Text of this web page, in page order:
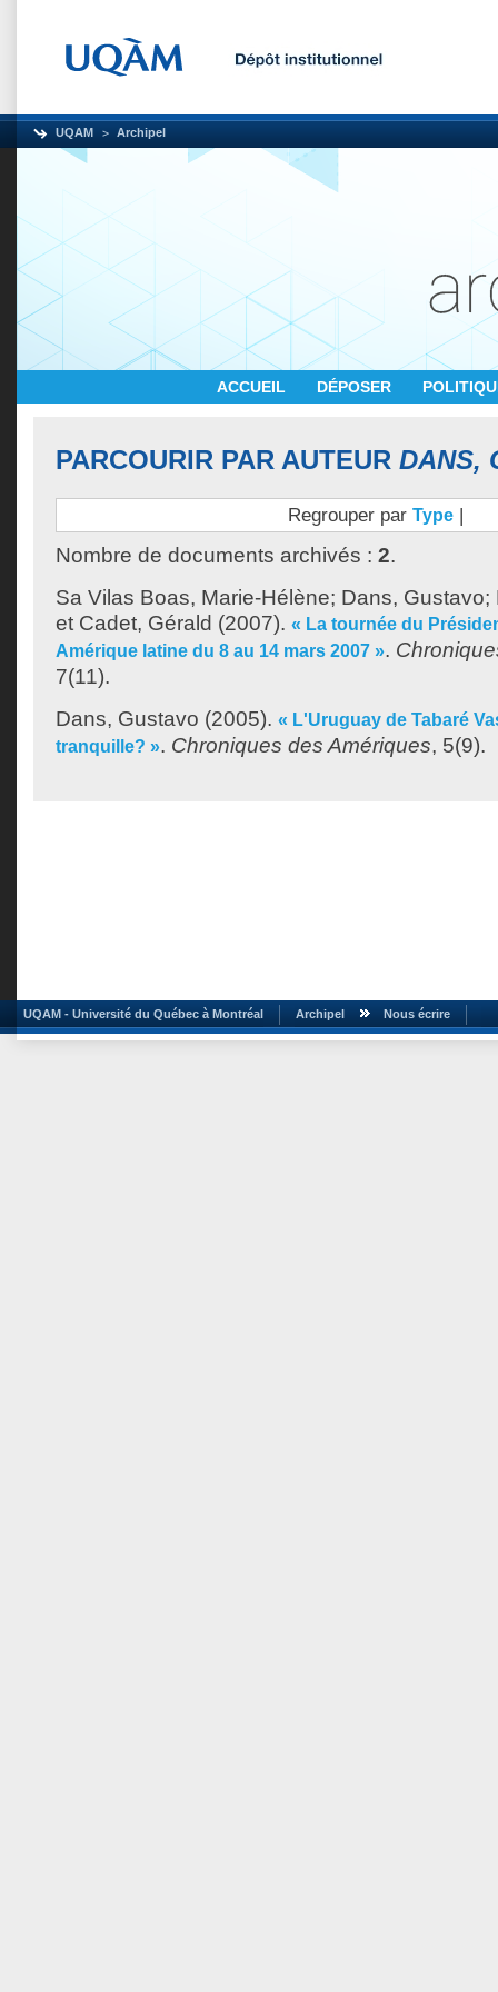
UQAM Archipel
ACCUEIL DÉPOSER
PARCOURIR PAR AUTEUR DANS,
Regrouper par Type |
Nombre de documents archivés : 2.
Sa Vilas Boas, Marie-Hélène; Dans, Gustavo;
et Cadet, Gérald (2007). « La tournée du
Amérique latine du 8 au 14 mars 2007 ».
7(11).
Dans, Gustavo (2005). « L'Uruguay de Tabaré
tranquille? ». Chroniques des Amériques, 5(9).
UQAM - Université du Québec à Montréal Archipel Nous écrire